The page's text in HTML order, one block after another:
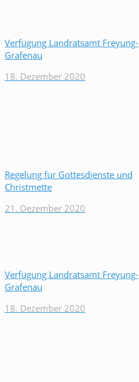
Verfügung Landratsamt Freyung-
Grafenau
18. Dezember 2020
Regelung für Gottesdienste und
Christmette
21. Dezember 2020
Verfügung Landratsamt Freyung-
Grafenau
18. Dezember 2020